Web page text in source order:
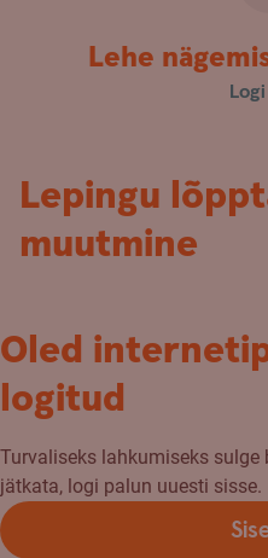
Lehe
Lepingu
muutmine
Oled
logitud
Turvaliseks lahkumiseks sulge
jätkata, logi palun uuesti sisse.